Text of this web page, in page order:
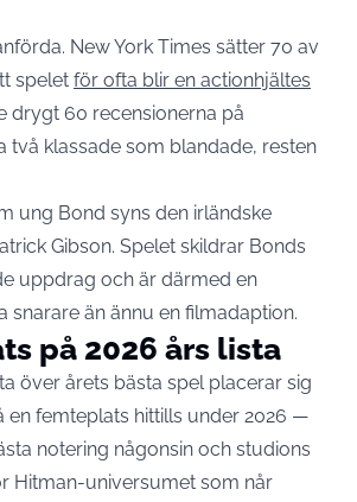
New York Times sätter 70 av
spelet för ofta blir en actionhjältes
drygt 60 recensionerna på
två klassade som blandade, resten
ung Bond syns den irländske
Gibson. Spelet skildrar Bonds
uppdrag och är därmed en
snarare än ännu en filmadaption.
på 2026 års lista
över årets bästa spel placerar sig
en femteplats hittills under 2026 —
notering någonsin och studions
Hitman-universumet som når